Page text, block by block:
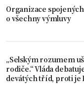
Organizace
o všechny výmluvy
„Selským rozumem
rodiče.“ Vláda
devátých tříd, proti je